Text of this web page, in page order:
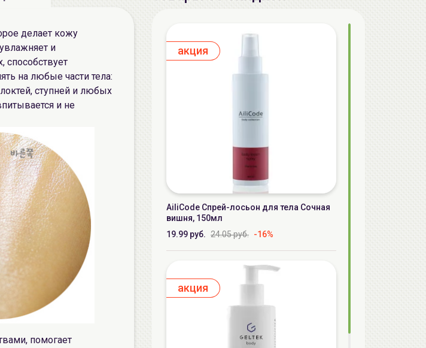
делает кожу
и
способствует
на любые части тела:
ступней и любых
и не
помогает
aкция
AiliCode Спрей-лосьон для тела Сочная
вишня, 150мл
19.99 руб. 24.05 руб. -16%
aкция